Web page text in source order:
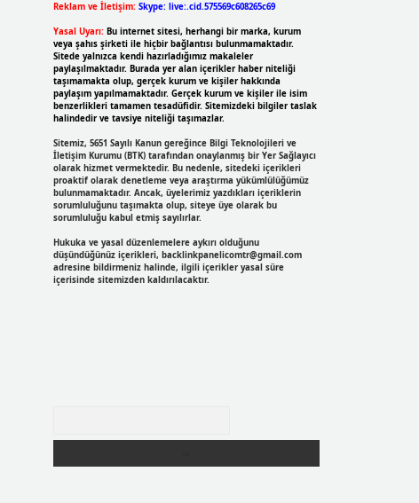
Reklam ve İletişim: Skype: live:.cid.575569c608265c69
Yasal Uyarı: Bu internet sitesi, herhangi bir marka, kurum
veya şahıs şirketi ile hiçbir bağlantısı bulunmamaktadır.
Sitede yalnızca kendi hazırladığımız makaleler
paylaşılmaktadır. Burada yer alan içerikler haber niteliği
taşımamakta olup, gerçek kurum ve kişiler hakkında
paylaşım yapılmamaktadır. Gerçek kurum ve kişiler ile isim
benzerlikleri tamamen tesadüfidir. Sitemizdeki bilgiler taslak
halindedir ve tavsiye niteliği taşımazlar.
Sitemiz, 5651 Sayılı Kanun gereğince Bilgi Teknolojileri ve
İletişim Kurumu (BTK) tarafından onaylanmış bir Yer Sağlayıcı
olarak hizmet vermektedir. Bu nedenle, sitedeki içerikleri
proaktif olarak denetleme veya araştırma yükümlülüğümüz
bulunmamaktadır. Ancak, üyelerimiz yazdıkları içeriklerin
sorumluluğunu taşımakta olup, siteye üye olarak bu
sorumluluğu kabul etmiş sayılırlar.
Hukuka ve yasal düzenlemelere aykırı olduğunu
düşündüğünüz içerikleri, backlinkpanelicomtr@gmail.com
adresine bildirmeniz halinde, ilgili içerikler yasal süre
içerisinde sitemizden kaldırılacaktır.